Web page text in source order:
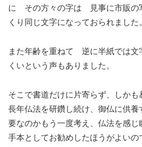
に その方々の字は 見事に市販の
くり同じ文字になっておられました
また年齢を重ねて 逆に半紙では文
くいという声もありました。
そこで書道だけに片寄らず、しかも
長年仏法を研鑽し続け、御仏に供
要なのかもう一度考え、仏法を感じ
手本としてお勧めしたほうがよいの